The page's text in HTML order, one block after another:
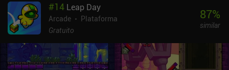
#14 Leap Day
Arcade
Plataforma
Gratuito
87%
similar